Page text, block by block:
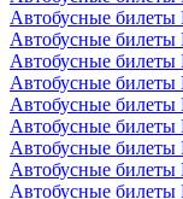
Автобусные
Автобусные билеты
Автобусные билеты
Автобусные билеты
Автобусные
Автобусные билеты
Автобусные билеты
Автобусные билеты
Автобусные